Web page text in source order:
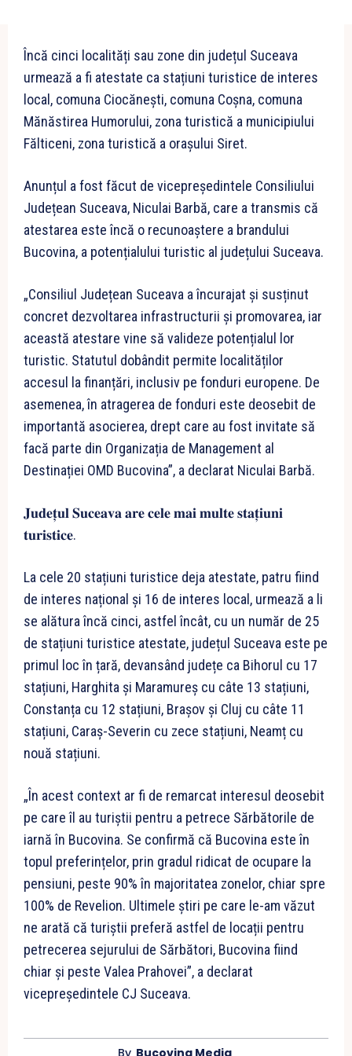
Încă cinci localități sau zone din județul Suceava
urmează a fi atestate ca stațiuni turistice de interes
local, comuna Ciocănești, comuna Coșna, comuna
Mănăstirea Humorului, zona turistică a municipiului
Fălticeni, zona turistică a orașului Siret.
Anunțul a fost făcut de vicepreședintele Consiliului
Județean Suceava, Niculai Barbă, care a transmis că
atestarea este încă o recunoaștere a brandului
Bucovina, a potențialului turistic al județului Suceava.
„Consiliul Județean Suceava a încurajat și susținut
concret dezvoltarea infrastructurii și promovarea, iar
această atestare vine să valideze potențialul lor
turistic. Statutul dobândit permite localităților
accesul la finanțări, inclusiv pe fonduri europene. De
asemenea, în atragerea de fonduri este deosebit de
importantă asocierea, drept care au fost invitate să
facă parte din Organizația de Management al
Destinației OMD Bucovina”, a declarat Niculai Barbă.
𝐉𝐮𝐝𝐞𝐭̦𝐮𝐥 𝐒𝐮𝐜𝐞𝐚𝐯𝐚 𝐚𝐫𝐞 𝐜𝐞𝐥𝐞 𝐦𝐚𝐢 𝐦𝐮𝐥𝐭𝐞 𝐬𝐭𝐚𝐭̦𝐢𝐮𝐧𝐢
𝐭𝐮𝐫𝐢𝐬𝐭𝐢𝐜𝐞.
La cele 20 stațiuni turistice deja atestate, patru fiind
de interes național și 16 de interes local, urmează a li
se alătura încă cinci, astfel încât, cu un număr de 25
de stațiuni turistice atestate, județul Suceava este pe
primul loc în țară, devansând județe ca Bihorul cu 17
stațiuni, Harghita și Maramureș cu câte 13 stațiuni,
Constanța cu 12 stațiuni, Brașov și Cluj cu câte 11
stațiuni, Caraș-Severin cu zece stațiuni, Neamț cu
nouă stațiuni.
„În acest context ar fi de remarcat interesul deosebit
pe care îl au turiștii pentru a petrece Sărbătorile de
iarnă în Bucovina. Se confirmă că Bucovina este în
topul preferințelor, prin gradul ridicat de ocupare la
pensiuni, peste 90% în majoritatea zonelor, chiar spre
100% de Revelion. Ultimele știri pe care le-am văzut
ne arată că turiștii preferă astfel de locații pentru
petrecerea sejurului de Sărbători, Bucovina fiind
chiar și peste Valea Prahovei”, a declarat
vicepreședintele CJ Suceava.